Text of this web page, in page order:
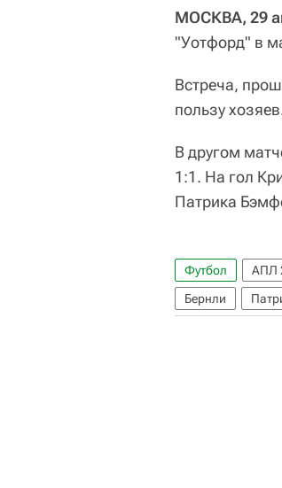
МОСКВА, 29
"Уотфорд" в
Встреча,
пользу
В другом
1:1. На гол
Патрика
Футбол АПЛ
Бернли